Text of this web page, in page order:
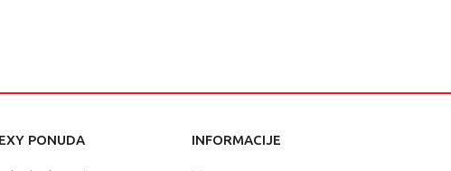
PONUDA INFORMACIJE